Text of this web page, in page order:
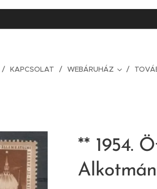
KAPCSOLAT WEBÁRUHÁZ
** 1954.